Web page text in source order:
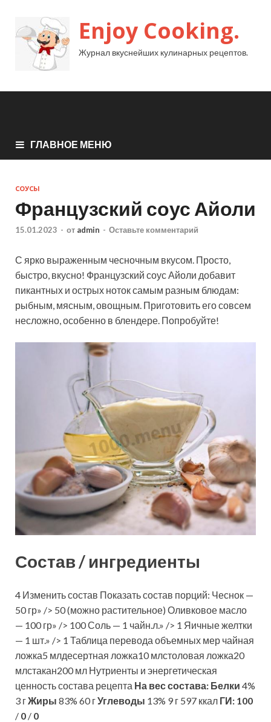
Enjoy Cooking.
Журнал вкуснейших кулинарных рецептов.
ГЛАВНОЕ МЕНЮ
СОУСЫ
Французский соус Айоли
15.01.2023 - от admin - Оставьте комментарий
С ярко выраженным чесночным вкусом. Просто,
быстро, вкусно! Французский соус Айоли добавит
пикантных и острых ноток самым разным блюдам:
рыбным, мясным, овощным. Приготовить его совсем
несложно, особенно в блендере. Попробуйте!
Состав / ингредиенты
4 Изменить состав Показать состав порций: Чеснок —
50 гр» /> 50 (можно растительное) Оливковое масло
— 100 гр» /> 100 Соль — 1 чайн.л.» /> 1 Яичные желтки
— 1 шт.» /> 1 Таблица перевода объемных мер чайная
ложка5 млдесертная ложка10 млстоловая ложка20
млстакан200 мл Нутриенты и энергетическая
ценность состава рецепта На вес состава: Белки 4%
3 гЖиры 83% 60 гУглеводы 13% 9 г 597 ккал ГИ: 100
/ 0 / 0